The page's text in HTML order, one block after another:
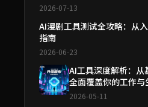
2026-07-13
AI漫剧工具测试全攻略：从
指南
2026-06-23
AI工具深度解析：从
全面覆盖你的工作与
2026-05-11